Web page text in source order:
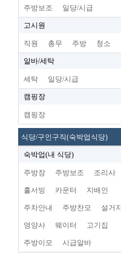
주방보조 일당/시급
고시원
직원 총무 주방 청소
알바/세탁
세탁 일당/시급
캠핑장
캠핑장
식당/구인구직(숙박업식당)
숙박업(내 식당)
주방장 주방보조 조리사
홀서빙 카운터 지배인
주차안내 주방찬모 설거지
영양사 웨이터 고기집
주방이모 시급알바